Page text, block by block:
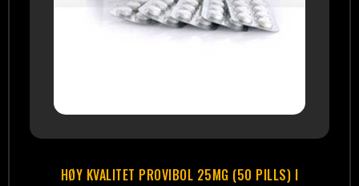
HØY KVALITET PROVIBOL 25MG (50 PILLS) I